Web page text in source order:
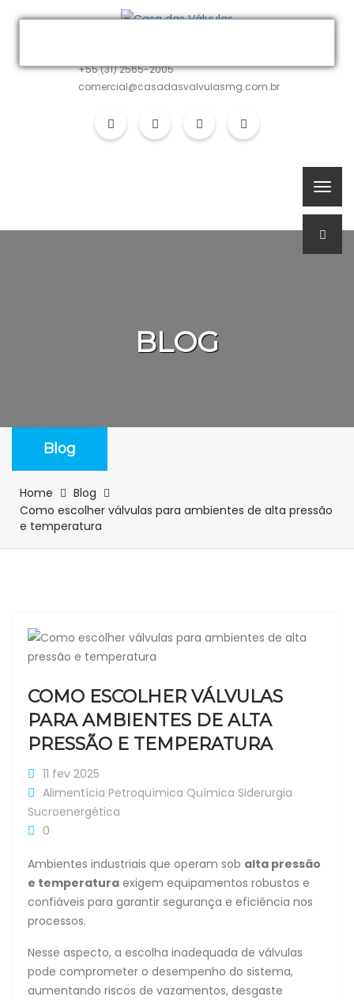
+55 (31) 2565-2005
comercial@casadasvalvulasmg.com.br
BLOG
Blog
Home
Blog
Como escolher válvulas para ambientes de alta pressão
e temperatura
COMO ESCOLHER VÁLVULAS
PARA AMBIENTES DE ALTA
PRESSÃO E TEMPERATURA
11 fev 2025
Alimentícia Petroquímica Química Siderurgia
Sucroenergética
0
Ambientes industriais que operam sob alta pressão
e temperatura exigem equipamentos robustos e
confiáveis para garantir segurança e eficiência nos
processos.
Nesse aspecto, a escolha inadequada de válvulas
pode comprometer o desempenho do sistema,
aumentando riscos de vazamentos, desgaste